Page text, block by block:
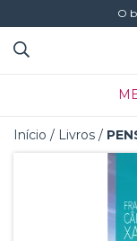
O
Início / Livros /